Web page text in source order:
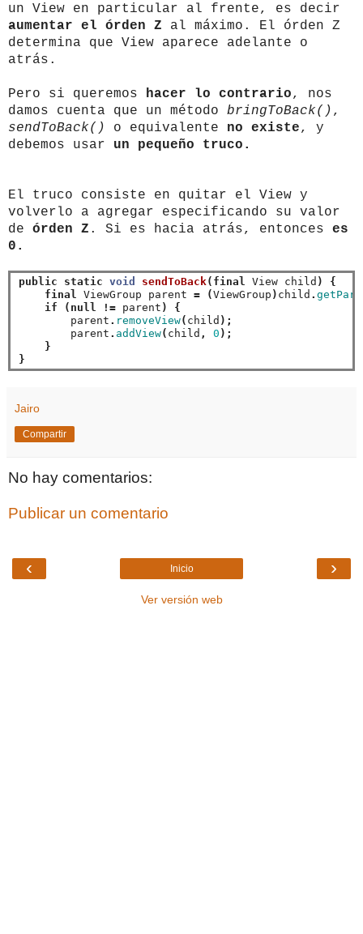
un View en particular al frente, es decir
aumentar el órden Z al máximo. El órden Z
determina que View aparece adelante o
atrás.
Pero si queremos hacer lo contrario, nos
damos cuenta que un método bringToBack() ,
sendToBack()
o equivalente no existe, y
debemos usar un pequeño truco.
El truco consiste en quitar el View y
volverlo a agregar especificando su valor
de órden Z . Si es hacia atrás, entonces es
0.
public static void sendToBack(final View child )
{
final
ViewGroup parent = (ViewGroup ) child .
if
(null != parent )
{
        parent
. removeView( child );
        parent
. addView( child , 0 );
}
}
Jairo
Compartir
No hay comentarios:
Publicar un comentario
‹ ›
Inicio
Ver versión web